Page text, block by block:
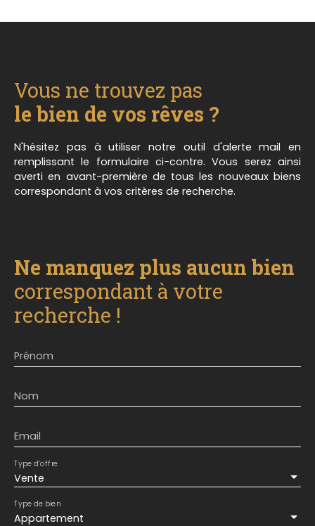
2 chambres, une salle de bain avec WC. Un
balcon, un jardin privatif de 187m2, un garage, et
une cave viennent compléter ce bien qui saura
pellets. Charges de copropriété: 1150€ /an
Contactez-nous pour plus d'informations.
**Millesime Immo - Notre conscience au service
de votre confiance
Vous ne trouvez pas
le bien de vos rêves ?
N'hésitez pas à utiliser notre outil d'alerte mail en
remplissant le formulaire ci-contre. Vous serez ainsi
averti en avant-première de tous les nouveaux biens
correspondant à vos critères de recherche.
Ne manquez plus aucun bien
correspondant à votre
recherche !
Prénom
Nom
Email
Vente
Type d'offre
Appartement
Type de bien